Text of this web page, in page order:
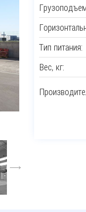
6
Тип питания:
Вес, кг: